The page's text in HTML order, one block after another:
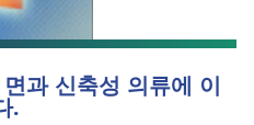
과 신축성 의류에 이
.